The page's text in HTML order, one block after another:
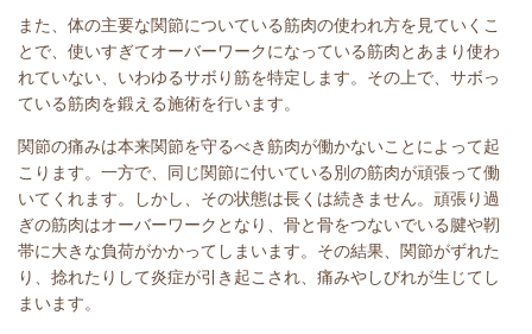
また、体の主要な関節についている筋肉の使われ方を見ていくこ
とで、使いすぎてオーバーワークになっている筋肉とあまり使わ
れていない、いわゆるサボり筋を特定します。その上で、サボっ
ている筋肉を鍛える施術を行います。
関節の痛みは本来関節を守るべき筋肉が働かないことによって起
こります。一方で、同じ関節に付いている別の筋肉が頑張って働
いてくれます。しかし、その状態は長くは続きません。頑張り過
ぎの筋肉はオーバーワークとなり、骨と骨をつないでいる腱や靭
帯に大きな負荷がかかってしまいます。その結果、関節がずれた
り、捻れたりして炎症が引き起こされ、痛みやしびれが生じてし
まいます。